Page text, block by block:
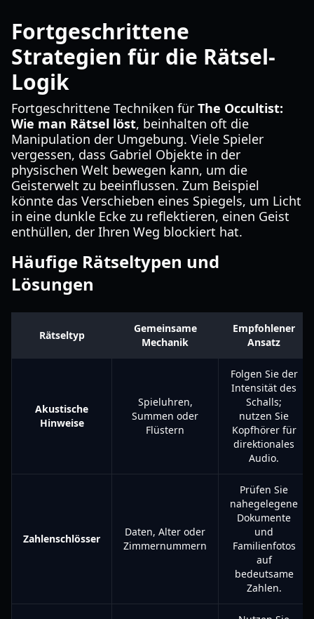
Fortgeschrittene
Strategien für die Rätsel-
Logik
Fortgeschrittene Techniken für The Occultist:
Wie man Rätsel löst, beinhalten oft die
Manipulation der Umgebung. Viele Spieler
vergessen, dass Gabriel Objekte in der
physischen Welt bewegen kann, um die
Geisterwelt zu beeinflussen. Zum Beispiel
könnte das Verschieben eines Spiegels, um Licht
in eine dunkle Ecke zu reflektieren, einen Geist
enthüllen, der Ihren Weg blockiert hat.
Häufige Rätseltypen und
Lösungen
Rätseltyp
Gemeinsame
Mechanik
Empfohlener
Ansatz
Akustische
Hinweise
Spieluhren,
Summen oder
Flüstern
Folgen Sie der
Intensität des
Schalls;
nutzen Sie
Kopfhörer für
direktionales
Audio.
Zahlenschlösser
Daten, Alter oder
Zimmernummern
Prüfen Sie
nahegelegene
Dokumente
und
Familienfotos
auf
bedeutsame
Zahlen.